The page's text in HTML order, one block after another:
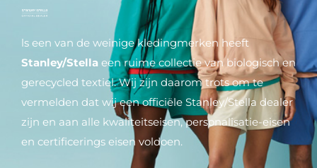
ls een van de weinige kledingmerken heeft
Stanley/Stella een ruime collectie van biologisch en
gerecycled textiel. Wij zijn daarom trots om te
vermelden dat wij een officiële Stanley/Stella dealer
zijn en aan alle kwaliteitseisen, personalisatie-eisen
en certificerings eisen voldoen.